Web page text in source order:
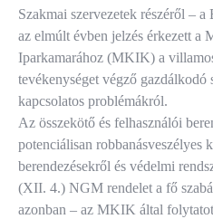
Szakmai szervezetek részéről –
az elmúlt évben jelzés érkezett a
Iparkamarához (MKIK) a
tevékenységet végző gazdálkodó
kapcsolatos problémákról.
Az összekötő és felhasználói
potenciálisan robbanásveszélyes
berendezésekről és védelmi
(XII. 4.) NGM rendelet a fő
azonban – az MKIK által